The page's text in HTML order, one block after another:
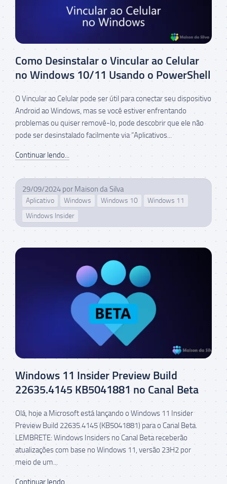
Como Desinstalar o Vincular ao Celular
no Windows 10/11 Usando o PowerShell
O Vincular ao Celular pode ser útil para conectar seu dispositivo
Android ao Windows, mas se você estiver enfrentando
problemas ou quiser removê-lo, pode descobrir que ele não
pode ser desinstalado facilmente via “Aplicativos...
Continuar lendo...
29/09/2024 por Maison da Silva
Aplicativo Windows Windows 10
Windows 11
Windows Insider
Windows 11 Insider Preview Build
22635.4145 KB5041881 no Canal Beta
Olá, hoje a Microsoft está lançando o Windows 11 Insider
Preview Build 22635.4145 (KB5041881) para o Canal Beta.
LEMBRETE: Windows Insiders no Canal Beta receberão
atualizações com base no Windows 11, versão 23H2 por
meio de um...
Continuar lendo...